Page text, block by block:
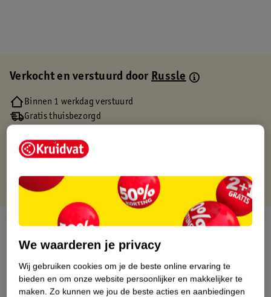
Verkocht en verstuurd doorRussle
Binnen 1 werkdag verstuurd
Gratis thuisbezorgd
Gratis punten met je Kruidvat kaart
Over dit product
Productinformatie
Etiketinformatie
We waarderen je privacy
Wij gebruiken cookies om je de beste online ervaring te
bieden en om onze website persoonlijker en makkelijker te
maken. Zo kunnen we jou de beste acties en aanbiedingen